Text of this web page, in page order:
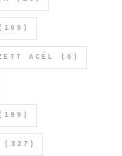
ACÉL (6)
(327)